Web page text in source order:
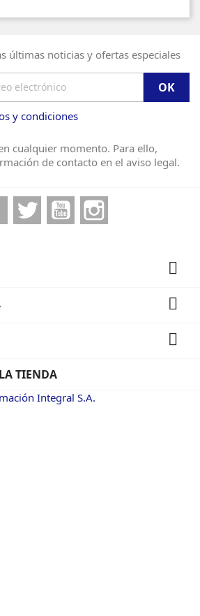
últimas noticias y ofertas especiales
y condiciones
cualquier momento. Para ello,
de contacto en el aviso legal.
FacebookTwitter YouTube



TIENDA
Integral S.A.